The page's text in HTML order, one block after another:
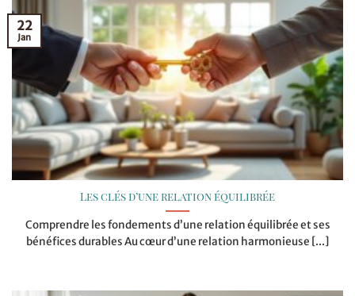
Les clés d’une relation équilibrée
Comprendre les fondements d’une relation équilibrée et ses
bénéfices durables Au cœur d’une relation harmonieuse [...]
22
Jan